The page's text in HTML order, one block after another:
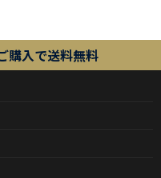
購入で送料無料